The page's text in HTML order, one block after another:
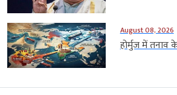
August 08, 2026
होर्मुज में तनाव